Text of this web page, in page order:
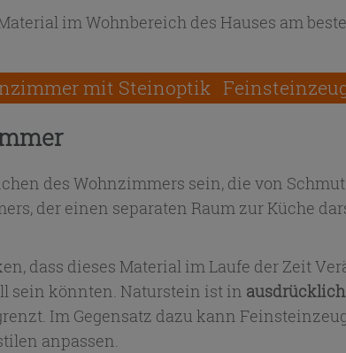
im Wohnbereich des Hauses am
mit Steinoptik
des Wohnzimmers sein, die von
der einen separaten Raum zur Küche
dass dieses Material im Laufe der Zeit
sein könnten. Naturstein ist in
Im Gegensatz dazu kann
anpassen.